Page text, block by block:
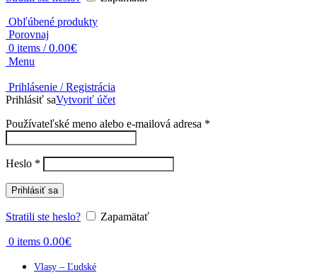
Obľúbené produkty
Porovnaj
0 items / 0.00€
Menu
Prihlásenie / Registrácia
Prihlásiť saVytvoriť účet
Používateľské meno alebo e-mailová adresa *
Heslo * Povinné
Prihlásiť sa
Stratili ste heslo? Zapamätať
0 items 0.00€
Vlasy – Ľudské